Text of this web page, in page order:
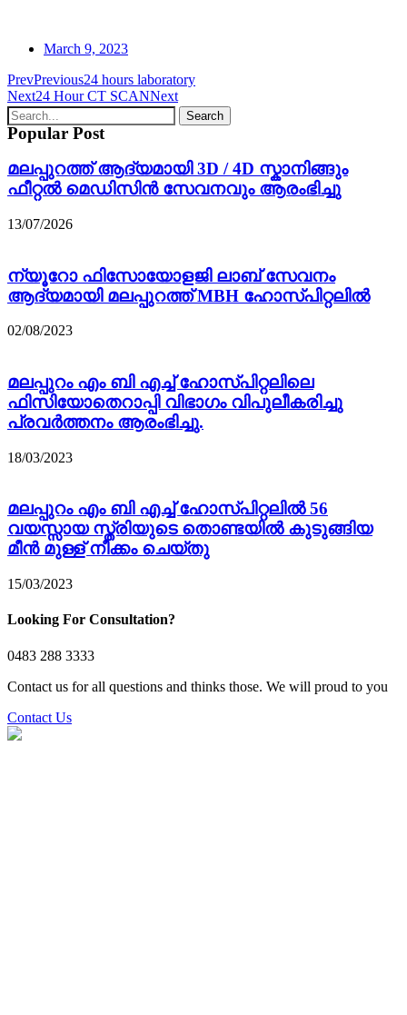
March 9, 2023
PrevPrevious24 hours laboratory
Next24 Hour CT SCANNext
Search
Popular Post
മലപ്പുറത്ത് ആദ്യമായി 3D / 4D സ്കാനിങ്ങും
ഫീറ്റൽ മെഡിസിൻ സേവനവും ആരംഭിച്ചു
13/07/2026
ന്യൂറോ ഫിസോയോളജി ലാബ് സേവനം
ആദ്യമായി മലപ്പുറത്ത് MBH ഹോസ്പിറ്റലിൽ
02/08/2023
മലപ്പുറം എം ബി എച്ച് ഹോസ്പിറ്റലിലെ
ഫിസിയോതെറാപ്പി വിഭാഗം വിപുലീകരിച്ചു
പ്രവർത്തനം ആരംഭിച്ചു.
18/03/2023
മലപ്പുറം എം ബി എച്ച് ഹോസ്പിറ്റലിൽ 56
വയസ്സായ സ്ത്രിയുടെ തൊണ്ടയിൽ കുടുങ്ങിയ
മീൻ മുള്ള് നീക്കം ചെയ്തു
15/03/2023
Looking For Consultation?
0483 288 3333
Contact us for all questions and thinks those. We will proud to you
Contact Us